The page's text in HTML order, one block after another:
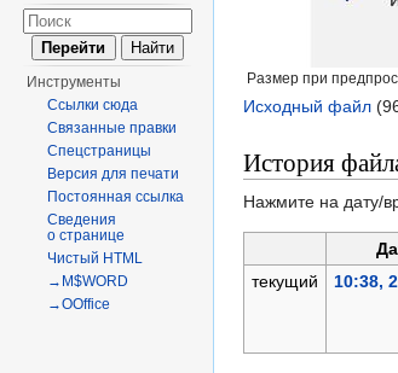
Размер при
Исходный файл
История
Нажмите на дату/
текущий
10:38,
Инструменты
Ссылки сюда
Связанные правки
Спецстраницы
Версия для печати
Постоянная ссылка
Сведения
о странице
Чистый HTML
→M$WORD
→OOffice